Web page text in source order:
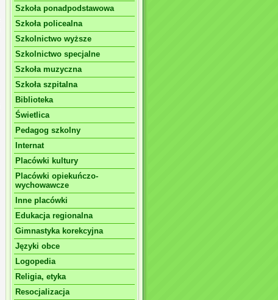
Szkoła ponadpodstawowa
Szkoła policealna
Szkolnictwo wyższe
Szkolnictwo specjalne
Szkoła muzyczna
Szkoła szpitalna
Biblioteka
Świetlica
Pedagog szkolny
Internat
Placówki kultury
Placówki opiekuńczo-
wychowawcze
Inne placówki
Edukacja regionalna
Gimnastyka korekcyjna
Języki obce
Logopedia
Religia, etyka
Resocjalizacja